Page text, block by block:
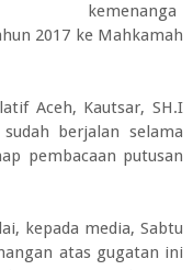
kemenanga
2017 ke Mahkamah
Aceh, Kautsar, SH.I
berjalan selama
pembacaan putusan
kepada media, Sabtu
atas gugatan ini